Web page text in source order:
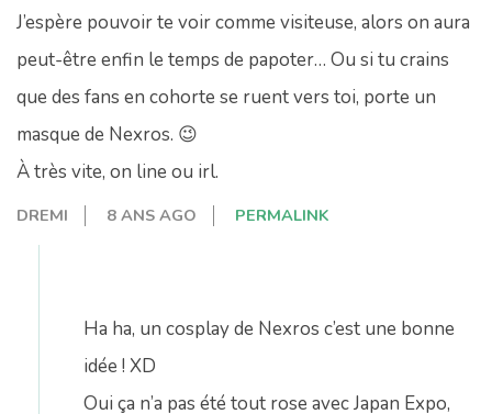
J’espère pouvoir te voir comme visiteuse, alors on aura
peut-être enfin le temps de papoter… Ou si tu crains
que des fans en cohorte se ruent vers toi, porte un
masque de Nexros. 😉
À très vite, on line ou irl.
DREMI 8 ANS AGO PERMALINK
Ha ha, un cosplay de Nexros c’est une bonne
idée ! XD
Oui ça n’a pas été tout rose avec Japan Expo,